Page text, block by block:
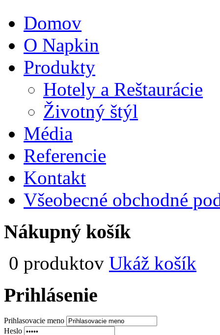
Domov
O Napkin
Produkty
Hotely a Reštaurácie
Životný štýl
Média
Referencie
Kontakt
Všeobecné obchodné
Nákupný košík
0 produktov Ukáž košík
Prihlásenie
Prihlasovacie meno
Heslo